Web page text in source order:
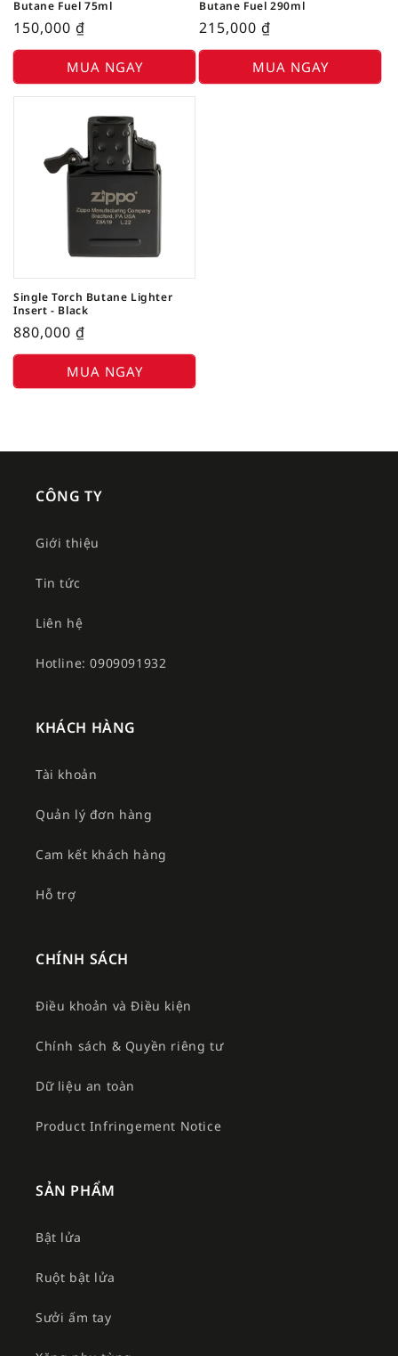
Butane Fuel 75ml
150,000 ₫
MUA NGAY
Butane Fuel 290ml
215,000 ₫
MUA NGAY
Single Torch Butane Lighter
Insert - Black
880,000 ₫
MUA NGAY
CÔNG TY
Giới thiệu
Tin tức
Liên hệ
Hotline: 0909091932
KHÁCH HÀNG
Tài khoản
Quản lý đơn hàng
Cam kết khách hàng
Hỗ trợ
CHÍNH SÁCH
Điều khoản và Điều kiện
Chính sách & Quyền riêng tư
Dữ liệu an toàn
Product Infringement Notice
SẢN PHẨM
Bật lửa
Ruột bật lửa
Sưởi ấm tay